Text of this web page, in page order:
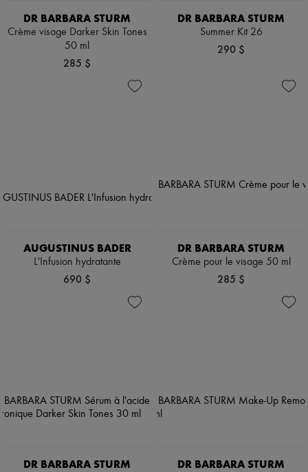
DR BARBARA STURM
Crème visage Darker Skin Tones
50 ml
285 $
DR BARBARA STURM
Summer Kit 26
290 $
AUGUSTINUS BADER
L'Infusion hydratante
690 $
DR BARBARA STURM
Crème pour le visage 50 ml
285 $
DR BARBARA STURM DR BARBARA STURM